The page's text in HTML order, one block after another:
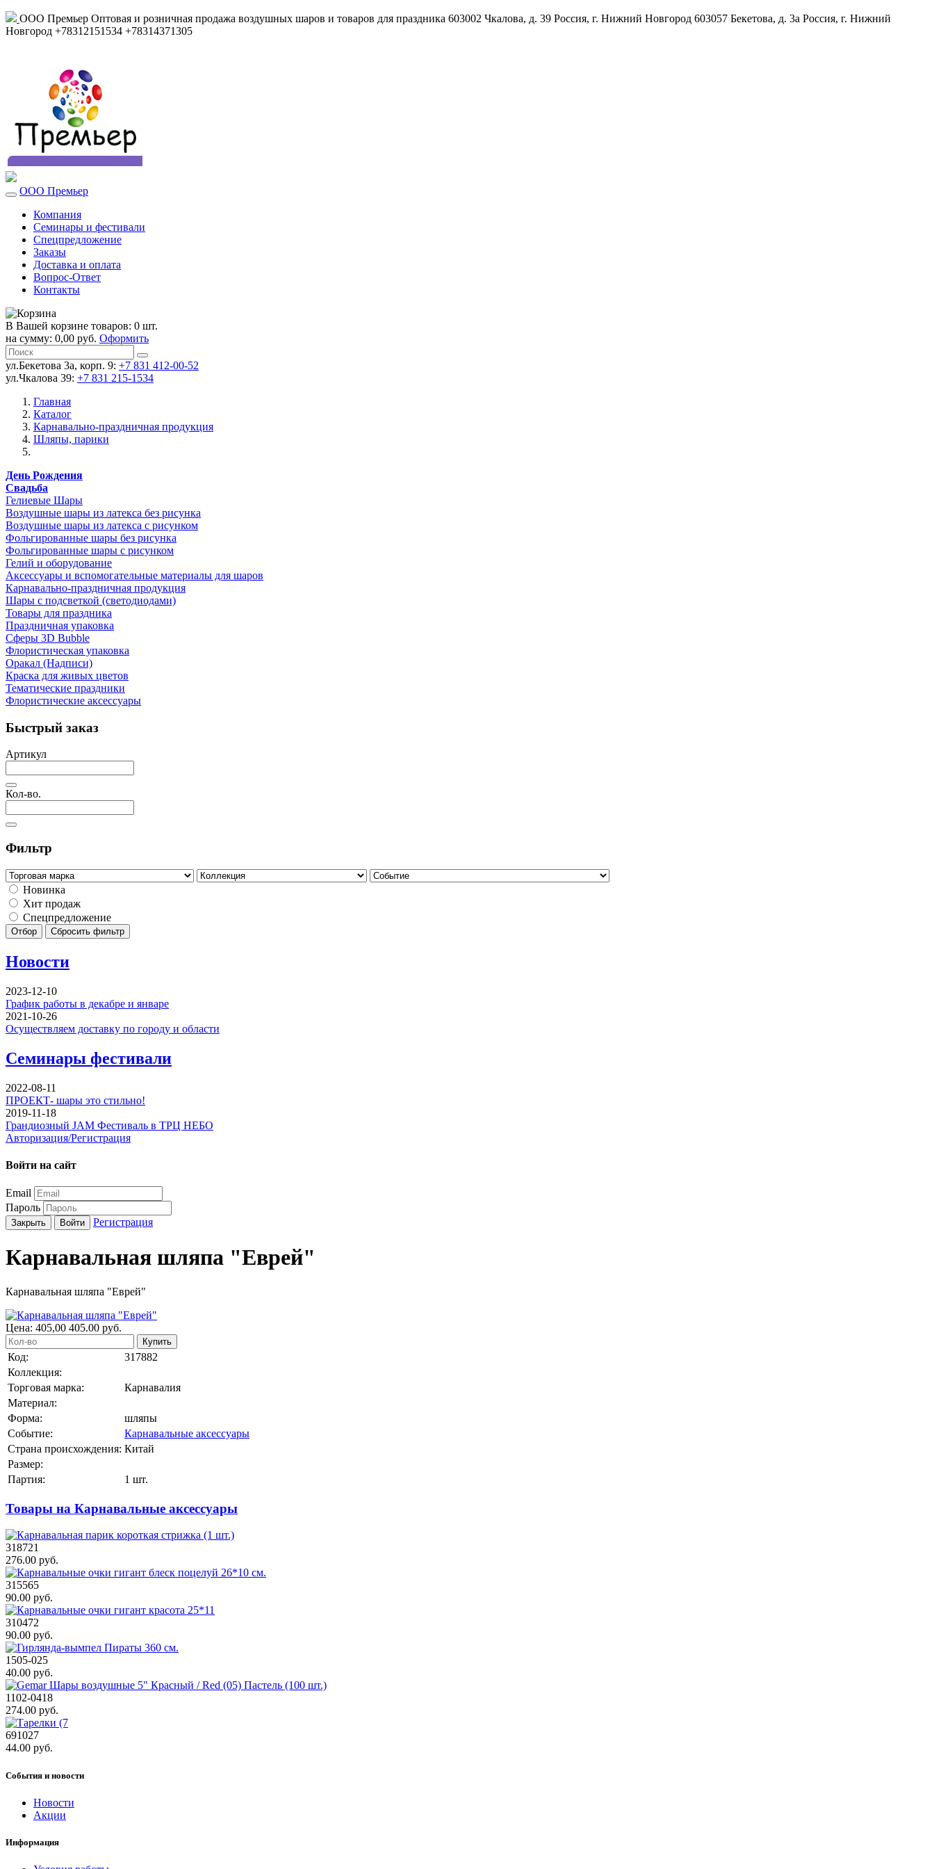
ООО Премьер Оптовая и розничная продажа воздушных шаров и товаров для праздника 603002 Чкалова, д. 39 Россия, г. Нижний Новгород 603057 Бекетова, д. 3а Россия, г. Нижний
Новгород +78312151534 +78314371305
ООО Премьер
Компания
Семинары и фестивали
Спецпредложение
Заказы
Доставка и оплата
Вопрос-Ответ
Контакты
В Вашей корзине товаров: 0 шт.
на сумму: 0,00 руб. Оформить
ул.Бекетова 3а, корп. 9: +7 831 412-00-52
ул.Чкалова 39: +7 831 215-1534
Главная
Каталог
Карнавально-праздничная продукция
Шляпы, парики
День Рождения
Свадьба
Гелиевые Шары
Воздушные шары из латекса без рисунка
Воздушные шары из латекса с рисунком
Фольгированные шары без рисунка
Фольгированные шары с рисунком
Гелий и оборудование
Аксессуары и вспомогательные материалы для шаров
Карнавально-праздничная продукция
Шары с подсветкой (светодиодами)
Товары для праздника
Праздничная упаковка
Сферы 3D Bubble
Флористическая упаковка
Оракал (Надписи)
Краска для живых цветов
Тематические праздники
Флористические аксессуары
Быстрый заказ
Артикул
Кол-во.
Фильтр
Новинка
Хит продаж
Спецпредложение
Отбор Сбросить фильтр
Новости
2023-12-10
График работы в декабре и январе
2021-10-26
Осуществляем доставку по городу и области
Семинары фестивали
2022-08-11
ПРОЕКТ- шары это стильно!
2019-11-18
Грандиозный JAM Фестиваль в ТРЦ НЕБО
Авторизация/Регистрация
Войти на сайт
Email
Пароль
Закрыть Войти Регистрация
Карнавальная шляпа "Еврей"
Карнавальная шляпа "Еврей"
Цена: 405,00 405.00 руб.
Купить
Код:
317882
Коллекция:
Торговая марка:
Карнавалия
Материал:
Форма:
шляпы
Событие:
Карнавальные аксессуары
Страна происхождения: Китай
Размер:
Партия:
1 шт.
Товары на Карнавальные аксессуары
318721
276.00 руб.
315565
90.00 руб.
310472
90.00 руб.
1505-025
40.00 руб.
1102-0418
274.00 руб.
691027
44.00 руб.
События и новости
Новости
Акции
Информация